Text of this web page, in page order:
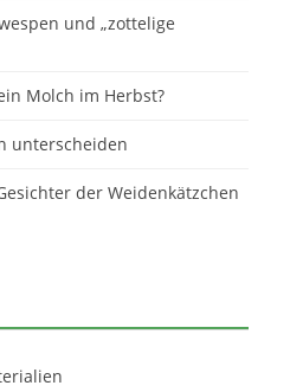
und „zottelige
Molch im Herbst?
unterscheiden
der Weidenkätzchen